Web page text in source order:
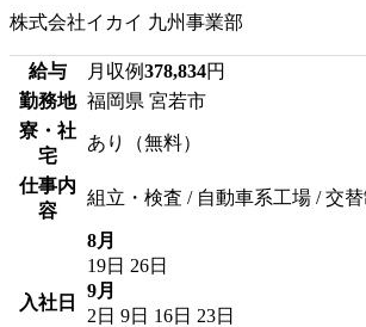
株式会社イカイ 九州事業部
給与 月収例378,834円
勤務地 福岡県 宮若市
寮・社
宅
あり（無料）
仕事内
容
組立・検査 / 自動車系工場 / 交替
入社日
8月
19日 26日
9月
2日 9日 16日 23日